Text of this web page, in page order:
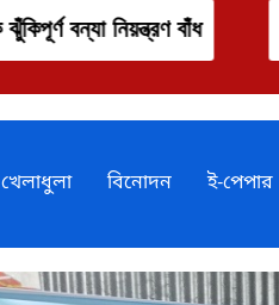
কাহারাতা ইসলামিয়া দাখিল
খেলাধুলা বিনোদন ই-পেপার